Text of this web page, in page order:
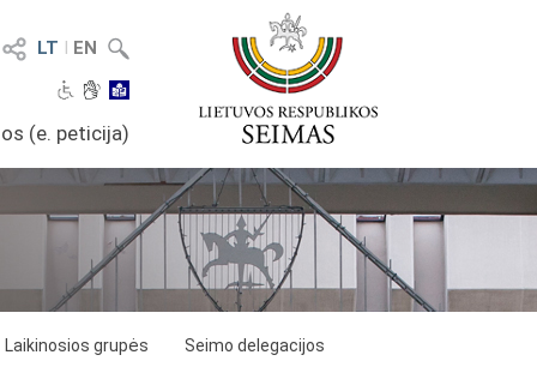
LT I EN
(e. peticija)
Laikinosios grupės Seimo delegacijos